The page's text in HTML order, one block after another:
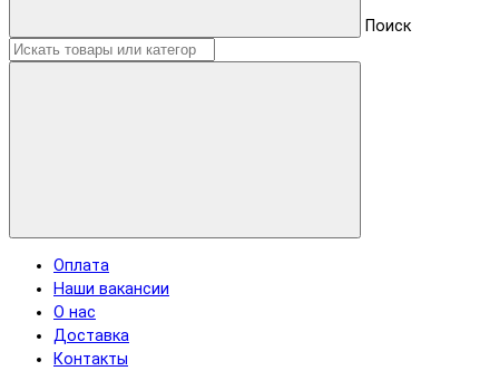
Поиск
Оплата
Наши вакансии
О нас
Доставка
Контакты